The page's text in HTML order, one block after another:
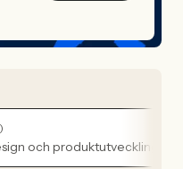
och produktutveckling